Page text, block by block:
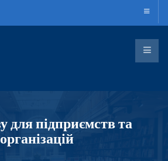
для підприємств та
організацій